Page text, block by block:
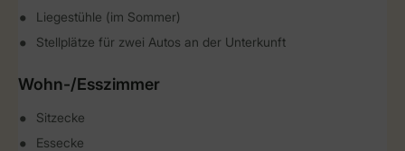
Liegestühle (im Sommer)
Stellplätze für zwei Autos an der Unterkunft
Wohn-/Esszimmer
Sitzecke
Essecke